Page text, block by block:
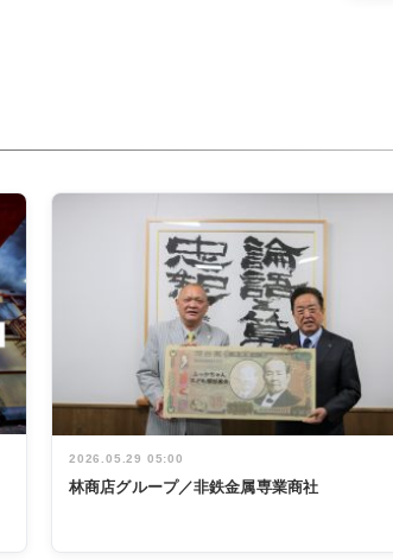
2026.05.29 05:00
林商店グループ／非鉄金属専業商社